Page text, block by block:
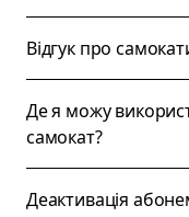
Відгук про
Де я можу
самокат?
Деактивація